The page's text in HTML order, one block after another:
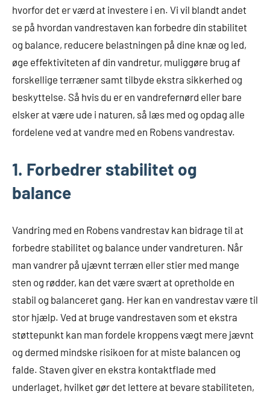
hvorfor det er værd at investere i en. Vi vil blandt andet
se på hvordan vandrestaven kan forbedre din stabilitet
og balance, reducere belastningen på dine knæ og led,
øge effektiviteten af din vandretur, muliggøre brug af
forskellige terræner samt tilbyde ekstra sikkerhed og
beskyttelse. Så hvis du er en vandrefernørd eller bare
elsker at være ude i naturen, så læs med og opdag alle
fordelene ved at vandre med en Robens vandrestav.
1. Forbedrer stabilitet og
balance
Vandring med en Robens vandrestav kan bidrage til at
forbedre stabilitet og balance under vandreturen. Når
man vandrer på ujævnt terræn eller stier med mange
sten og rødder, kan det være svært at opretholde en
stabil og balanceret gang. Her kan en vandrestav være til
stor hjælp. Ved at bruge vandrestaven som et ekstra
støttepunkt kan man fordele kroppens vægt mere jævnt
og dermed mindske risikoen for at miste balancen og
falde. Staven giver en ekstra kontaktflade med
underlaget, hvilket gør det lettere at bevare stabiliteten,